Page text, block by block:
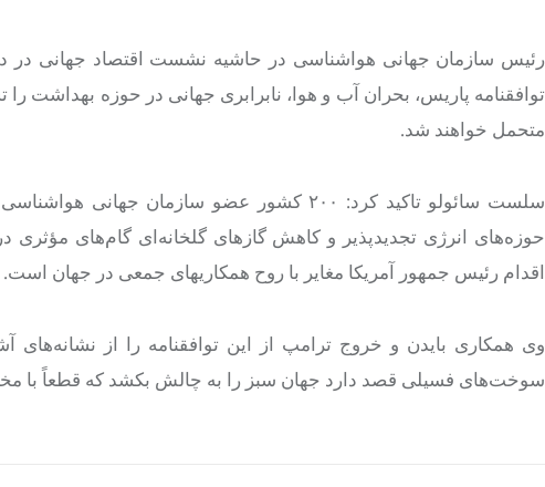
رئیس سازمان جهانی هواشناسی در حاشیه نشست اقتصاد جهانی در
توافقنامه پاریس، بحران آب و هوا، نابرابری جهانی در حوزه
متحمل خواهند شد.
حوزه‌های انرژی تجدیدپذیر و کاهش گازهای گلخانه‌ای گام‌های مؤثری
اقدام رئیس جمهور آمریکا مغایر با روح همکاریهای جمعی در جهان است.
وی همکاری بایدن و خروج ترامپ از این توافقنامه را از
سوخت‌های فسیلی قصد دارد جهان سبز را به چالش بکشد که قطعاً با